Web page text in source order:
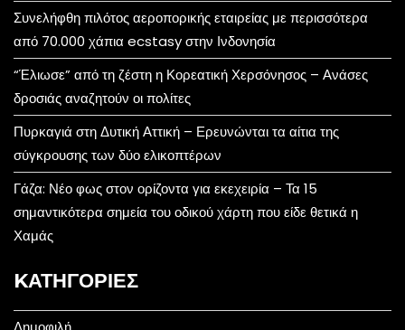
Συνελήφθη πιλότος αεροπορικής εταιρείας με περισσότερα
από 70.000 χάπια ecstasy στην Ινδονησία
“Έλιωσε” από τη ζέστη η Κορεατική Χερσόνησος – Ανάσες
δροσιάς αναζητούν οι πολίτες
Πυρκαγιά στη Δυτική Αττική – Ερευνώνται τα αίτια της
σύγκρουσης των δύο ελικοπτέρων
Γάζα: Νέο φως στον ορίζοντα για εκεχειρία – Τα 15
σημαντικότερα σημεία του οδικού χάρτη που είδε θετικά η
Χαμάς
KΑΤΗΓΟΡΊΕΣ